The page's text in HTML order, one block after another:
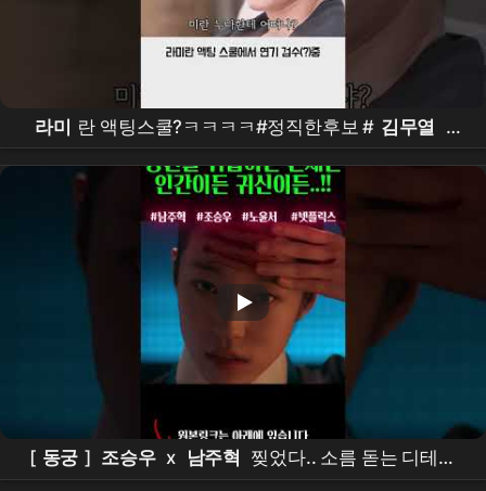
라미 란 액팅스쿨?ㅋㅋㅋㅋ#정직한후보 # 김무열
#
비하인드 # 참교육
[ 동궁 ] 조승우 x 남주혁
찢었다.. 소름 돋는 디테일
ㄷㄷ 넷플릭스 신작 [ 동궁 ] 티저 정밀 분석!이건 재미